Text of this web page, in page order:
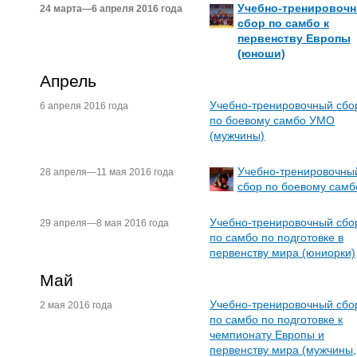
24 марта—6 апреля 2016 года
Учебно-
сбор по самбо к
первенству Европы
(юноши)
Апрель
6 апреля 2016 года
Учебно-тренировочный
по боевому самбо УМО
(мужчины)
28 апреля—11 мая 2016 года
Учебно-
сбор по боевому
29 апреля—8 мая 2016 года
Учебно-тренировочный
по самбо по подготовке в
первенству мира (юниорки)
Май
2 мая 2016 года
Учебно-тренировочный
по самбо по подготовке к
чемпионату Европы и
первенству мира (мужчины,